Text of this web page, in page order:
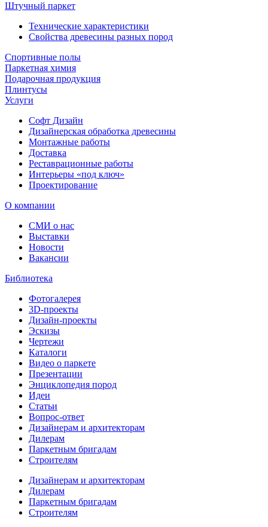
Штучный паркет
Технические характеристики
Свойства древесины разных пород
Спортивные полы
Паркетная химия
Подарочная продукция
Плинтусы
Услуги
Софт Дизайн
Дизайнерская обработка древесины
Монтажные работы
Доставка
Реставрационные работы
Интерьеры «под ключ»
Проектирование
О компании
СМИ о нас
Выставки
Новости
Вакансии
Библиотека
Фотогалерея
3D-проекты
Дизайн-проекты
Эскизы
Чертежи
Каталоги
Видео о паркете
Презентации
Энциклопедия пород
Идеи
Статьи
Вопрос-ответ
Дизайнерам и архитекторам
Дилерам
Паркетным бригадам
Строителям
Дизайнерам и архитекторам
Дилерам
Паркетным бригадам
Строителям